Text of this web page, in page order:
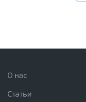
О нас
Статьи